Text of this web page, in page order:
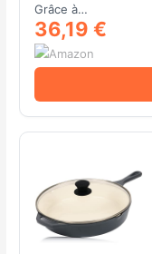
Grâce à…
36,19 €